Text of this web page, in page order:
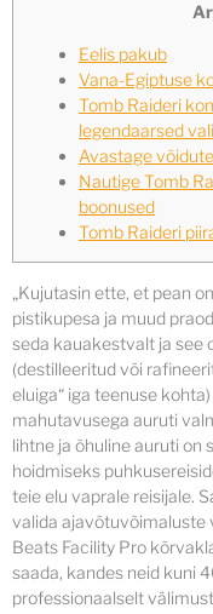
Eelis pakub
Vana-Egiptuse
Tomb Raideri
legendaarsed
Avastage
Nautige Tomb
boonused
Tomb Raideri
„Kujutasin ette, et pean
pistikupesa ja muud
seda kauakestvalt ja see
(destilleeritud või
eluiga“ iga teenuse
mahutavusega auruti
lihtne ja õhuline auruti on
hoidmiseks
teie elu vaprale reisijale.
valida ajavõtuvõimaluste
Beats Facility Pro
saada, kandes neid kuni
professionaalselt